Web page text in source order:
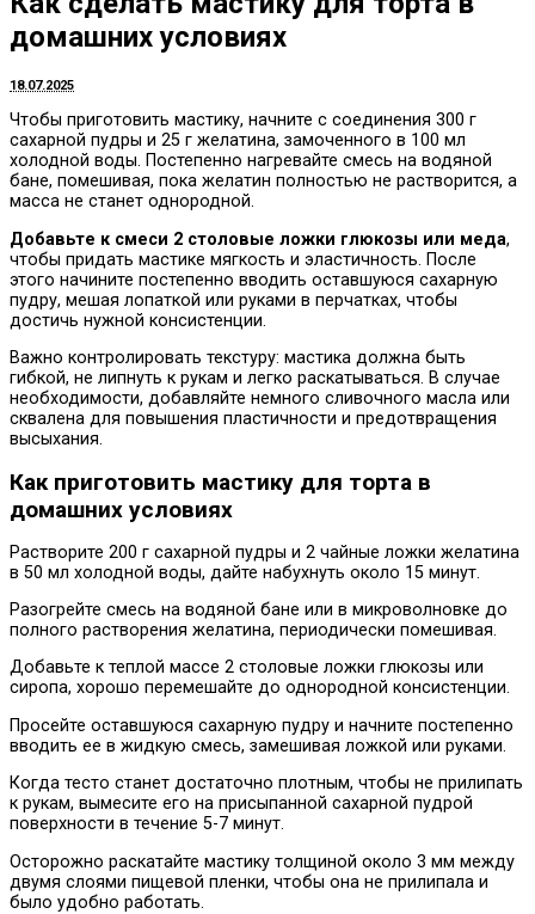
домашних условиях
18.07.2025
Чтобы приготовить мастику, начните с соединения 300 г
сахарной пудры и 25 г желатина, замоченного в 100 мл
холодной воды. Постепенно нагревайте смесь на водяной
бане, помешивая, пока желатин полностью не растворится, а
масса не станет однородной.
Добавьте к смеси 2 столовые ложки глюкозы или меда,
чтобы придать мастике мягкость и эластичность. После
этого начините постепенно вводить оставшуюся сахарную
пудру, мешая лопаткой или руками в перчатках, чтобы
достичь нужной консистенции.
Важно контролировать текстуру: мастика должна быть
гибкой, не липнуть к рукам и легко раскатываться. В случае
необходимости, добавляйте немного сливочного масла или
сквалена для повышения пластичности и предотвращения
высыхания.
Как приготовить мастику для торта в
домашних условиях
Растворите 200 г сахарной пудры и 2 чайные ложки желатина
в 50 мл холодной воды, дайте набухнуть около 15 минут.
Разогрейте смесь на водяной бане или в микроволновке до
полного растворения желатина, периодически помешивая.
Добавьте к теплой массе 2 столовые ложки глюкозы или
сиропа, хорошо перемешайте до однородной консистенции.
Просейте оставшуюся сахарную пудру и начните постепенно
вводить ее в жидкую смесь, замешивая ложкой или руками.
Когда тесто станет достаточно плотным, чтобы не прилипать
к рукам, вымесите его на присыпанной сахарной пудрой
поверхности в течение 5-7 минут.
Осторожно раскатайте мастику толщиной около 3 мм между
двумя слоями пищевой пленки, чтобы она не прилипала и
было удобно работать.